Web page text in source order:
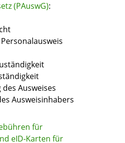
(PAuswG):
Ausweises
Ausweisinhabers
für
eID-Karten für